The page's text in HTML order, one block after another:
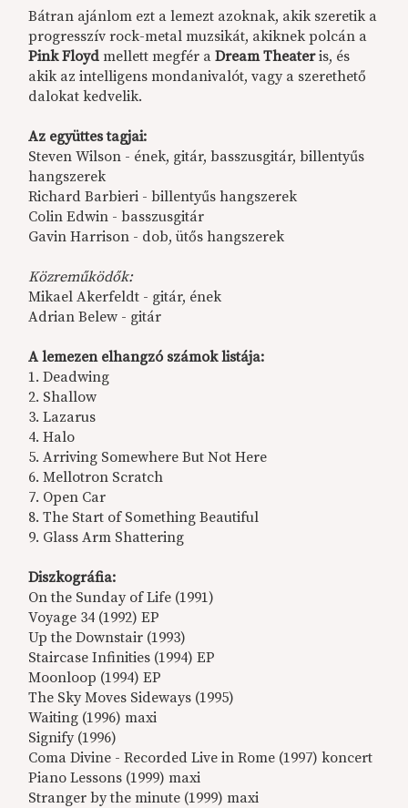
Bátran ajánlom ezt a lemezt azoknak, akik szeretik a
progresszív rock-metal muzsikát, akiknek polcán a
Pink Floyd mellett megfér aDream Theateris, és
akik az intelligens mondanivalót, vagy a szerethető
dalokat kedvelik.
Az együttes tagjai:
Steven Wilson - ének, gitár, basszusgitár, billentyűs
hangszerek
Richard Barbieri - billentyűs hangszerek
Colin Edwin - basszusgitár
Gavin Harrison - dob, ütős hangszerek
Közreműködők:
Mikael Akerfeldt - gitár, ének
Adrian Belew - gitár
A lemezen elhangzó számok listája:
1. Deadwing
2. Shallow
3. Lazarus
4. Halo
5. Arriving Somewhere But Not Here
6. Mellotron Scratch
7. Open Car
8. The Start of Something Beautiful
9. Glass Arm Shattering
Diszkográfia:
On the Sunday of Life (1991)
Voyage 34 (1992) EP
Up the Downstair (1993)
Staircase Infinities (1994) EP
Moonloop (1994) EP
The Sky Moves Sideways (1995)
Waiting (1996) maxi
Signify (1996)
Coma Divine - Recorded Live in Rome (1997) koncert
Piano Lessons (1999) maxi
Stranger by the minute (1999) maxi